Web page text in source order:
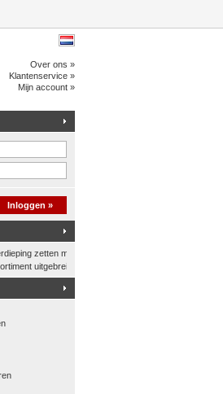
Over ons »
Klantenservice »
Mijn account »
Inloggen »
zetten met een palletkantelhek
uitgebreid